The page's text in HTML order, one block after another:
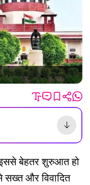
बेहतर शुरुआत हो
और विवादित